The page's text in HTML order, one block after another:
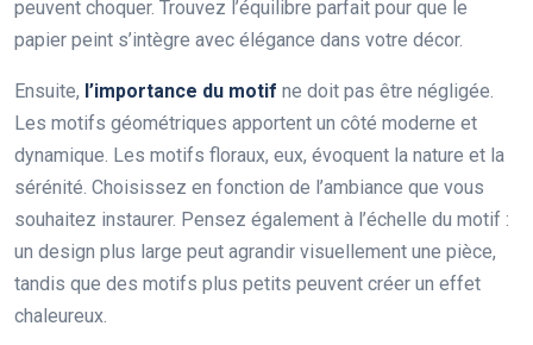
peuvent choquer. Trouvez l’équilibre parfait pour que le
papier peint s’intègre avec élégance dans votre décor.
Ensuite, l’importance du motif ne doit pas être négligée.
Les motifs géométriques apportent un côté moderne et
dynamique. Les motifs floraux, eux, évoquent la nature et la
sérénité. Choisissez en fonction de l’ambiance que vous
souhaitez instaurer. Pensez également à l’échelle du motif :
un design plus large peut agrandir visuellement une pièce,
tandis que des motifs plus petits peuvent créer un effet
chaleureux.